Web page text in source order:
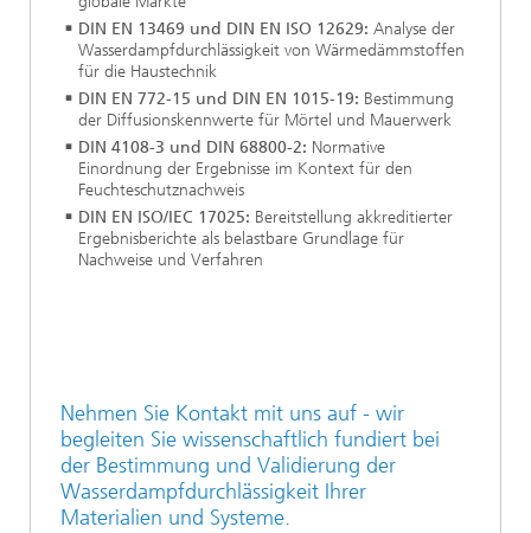
DIN EN 13469 und DIN EN ISO 12629: Analyse der
Wasserdampfdurchlässigkeit von Wärmedämmstoffen
für die Haustechnik
DIN EN 772-15 und DIN EN 1015-19: Bestimmung
der Diffusionskennwerte für Mörtel und Mauerwerk
DIN 4108-3 und DIN 68800-2: Normative
Einordnung der Ergebnisse im Kontext für den
Feuchteschutznachweis
DIN EN ISO/IEC 17025: Bereitstellung akkreditierter
Ergebnisberichte als belastbare Grundlage für
Nachweise und Verfahren
Nehmen Sie Kontakt mit uns auf - wir
begleiten Sie wissenschaftlich fundiert bei
der Bestimmung und Validierung der
Wasserdampfdurchlässigkeit Ihrer
Materialien und Systeme.